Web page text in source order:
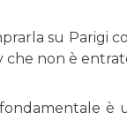
su Parigi
che non è
è